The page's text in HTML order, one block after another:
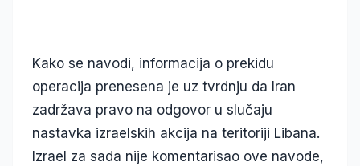
Kako se navodi, informacija o prekidu
operacija prenesena je uz tvrdnju da Iran
zadržava pravo na odgovor u slučaju
nastavka izraelskih akcija na teritoriji Libana.
Izrael za sada nije komentarisao ove navode,